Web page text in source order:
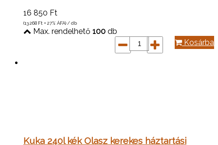
16 850 Ft
(13 268 Ft + 27% ÁFA) / db
Max. rendelhető 100 db
Kosárba
Kuka 240l kék Olasz kerekes háztartási